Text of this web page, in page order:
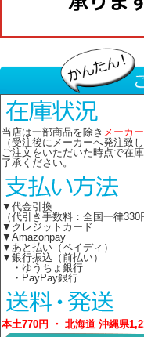
当店は一部商品を除き メーカ
（受注後にメーカーへ発注致し
ご注文をいただいた時点で在
了承ください。
▼代金引換
（代引き手数料：全国一律330
▼クレジットカード
▼Amazonpay
▼あと払い（ペイディ）
▼銀行振込（前払い）
・ゆうちょ銀行
・PayPay銀行
本土770円 ・ 北海道 沖縄県